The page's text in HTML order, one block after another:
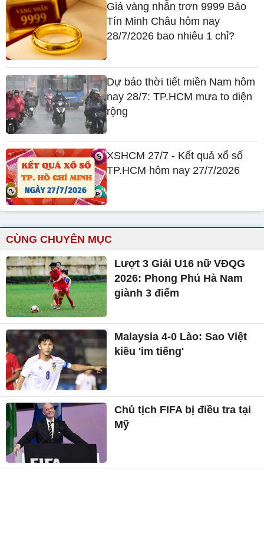
Giá vàng nhẫn trơn 9999 Bảo
Tín Minh Châu hôm nay
28/7/2026 bao nhiêu 1 chỉ?
Dự báo thời tiết miền Nam hôm
nay 28/7: TP.HCM mưa to diện
rộng
XSHCM 27/7 - Kết quả xổ số
TP.HCM hôm nay 27/7/2026
CÙNG CHUYÊN MỤC
Lượt 3 Giải U16 nữ VĐQG
2026: Phong Phú Hà Nam
giành 3 điểm
Malaysia 4-0 Lào: Sao Việt
kiều 'im tiếng'
Chủ tịch FIFA bị điều tra tại
Mỹ